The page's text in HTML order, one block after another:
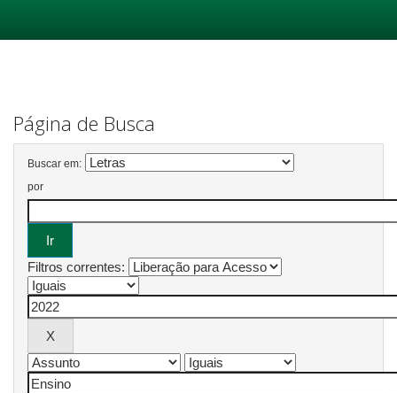
Página de Busca
Buscar em:
por
Filtros correntes: